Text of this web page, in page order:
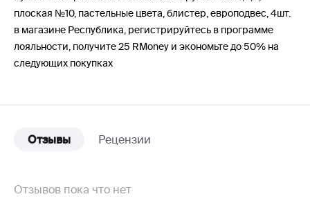
плоская №10, пастельные цвета, блистер, европодвес, 4шт.
в магазине Республика, регистрируйтесь в программе
лояльности, получите 25 RMoney и экономьте до 50% на
следующих покупках
Отзывы Рецензии
Отзывов пока что нет